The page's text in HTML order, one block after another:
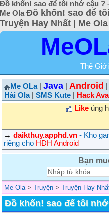
Đồ khốn! sao để tôi nhớ cậu ?
Me Ola Đồ khốn! sao để
Truyện Hay Nhất | Me Ola
Thế
Me OLa| Java Android
Hài Ola| SMS Kute
Hack
Likeủng
→ daikthuy.apphd.vn - Kho
riêng cho HĐH Android
Bạn
Me Ola > Truyện > Truyện Hay
Đồ khốn! sao để tôi